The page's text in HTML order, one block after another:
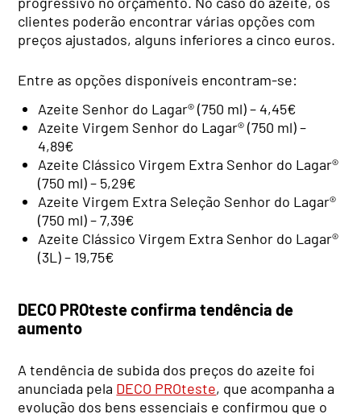
clientes poderão encontrar várias opções com
preços ajustados, alguns inferiores a cinco euros.
Entre as opções disponíveis encontram-se:
Azeite Senhor do Lagar® (750 ml) – 4,45€
Azeite Virgem Senhor do Lagar® (750 ml) –
4,89€
Azeite Clássico Virgem Extra Senhor do Lagar®
(750 ml) – 5,29€
Azeite Virgem Extra Seleção Senhor do Lagar®
(750 ml) – 7,39€
Azeite Clássico Virgem Extra Senhor do Lagar®
(3L) – 19,75€
DECO PROteste confirma tendência de
aumento
A tendência de subida dos preços do azeite foi
anunciada pela DECO PROteste, que acompanha a
evolução dos bens essenciais e confirmou que o